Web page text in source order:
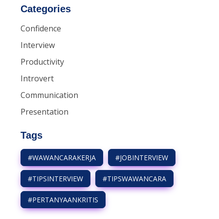
Categories
Confidence
Interview
Productivity
Introvert
Communication
Presentation
Tags
#WAWANCARAKERJA #JOBINTERVIEW
#TIPSINTERVIEW #TIPSWAWANCARA
#PERTANYAANKRITIS